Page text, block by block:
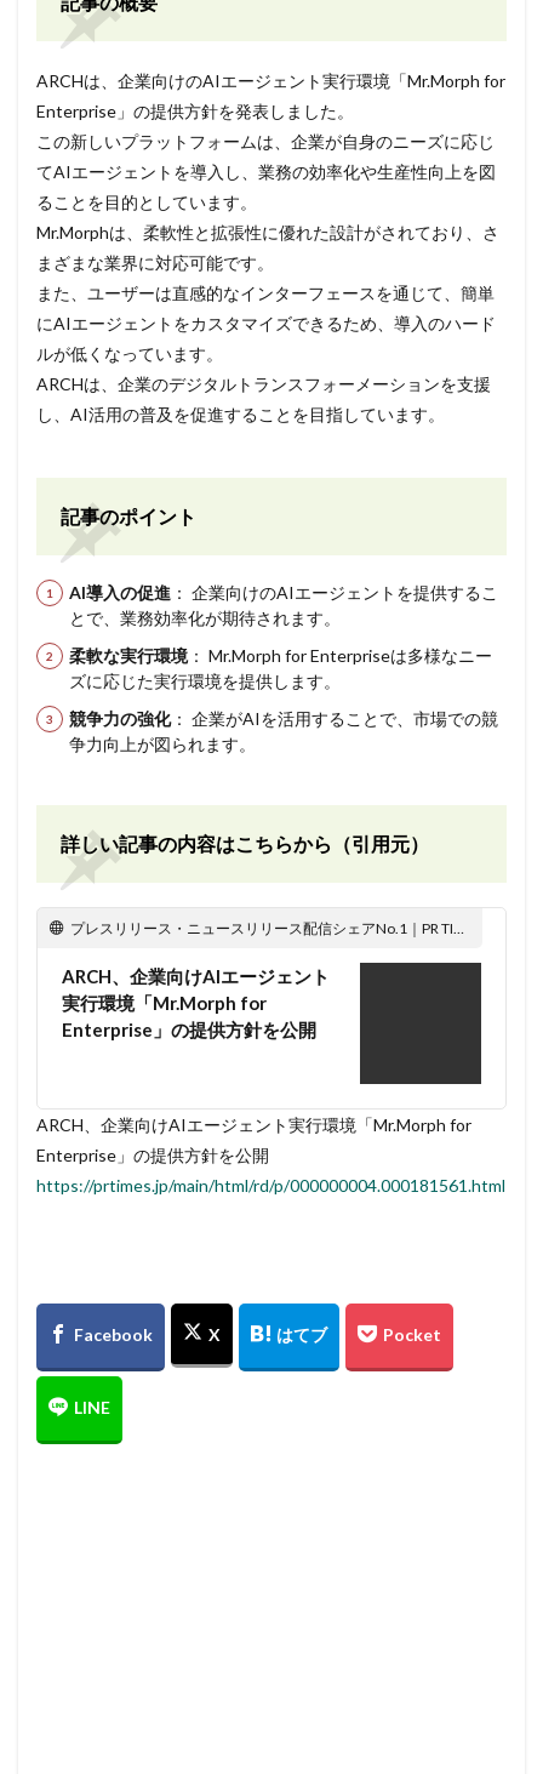
ARCHは、企業向けのAIエージェント実行環境「Mr.Morph for
Enterprise」の提供方針を発表しました。
この新しいプラットフォームは、企業が自身のニーズに応じ
てAIエージェントを導入し、業務の効率化や生産性向上を図
ることを目的としています。
Mr.Morphは、柔軟性と拡張性に優れた設計がされており、さ
まざまな業界に対応可能です。
また、ユーザーは直感的なインターフェースを通じて、簡単
にAIエージェントをカスタマイズできるため、導入のハード
ルが低くなっています。
ARCHは、企業のデジタルトランスフォーメーションを支援
し、AI活用の普及を促進することを目指しています。
記事のポイント
AI導入の促進 ： 企業向けのAIエージェントを提供するこ
とで、業務効率化が期待されます。
柔軟な実行環境： Mr.Morph for Enterpriseは多様なニー
ズに応じた実行環境を提供します。
競争力の強化： 企業がAIを活用することで、市場での競
争力向上が図られます。
詳しい記事の内容はこちらから（引用元）
プレスリリース・ニュースリリース配信シェアNo.1｜PR TIMES
ARCH、企業向けAIエージェント
実行環境「Mr.Morph for
Enterprise」の提供方針を公開
ARCH、企業向けAIエージェント実行環境「Mr.Morph for
Enterprise」の提供方針を公開
https://prtimes.jp/main/html/rd/p/000000004.000181561.html